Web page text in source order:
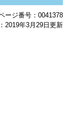
ージ番号：0041378
2019年3月29日更新